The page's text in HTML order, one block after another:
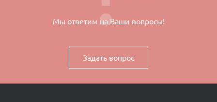
Мы ответим на Ваши вопросы!
Задать вопрос